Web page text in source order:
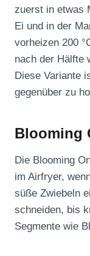
zuerst in etwas
Ei und in der
vorheizen 200
nach der Hälfte
Diese Variante
gegenüber zu
Blooming
Die Blooming
im Airfryer,
süße Zwiebeln
schneiden, bis
Segmente wie